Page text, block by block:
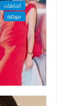
اتجاهات
موضة